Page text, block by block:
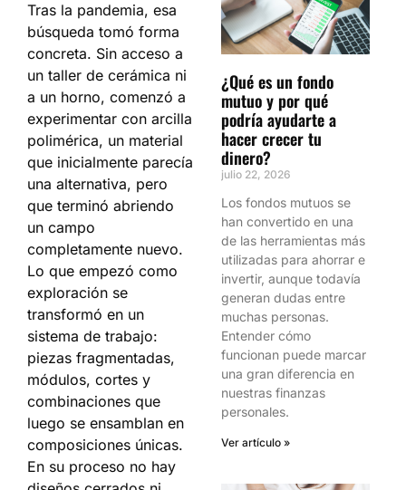
Tras la pandemia, esa
búsqueda tomó forma
concreta. Sin acceso a
un taller de cerámica ni
a un horno, comenzó a
experimentar con arcilla
polimérica, un material
que inicialmente parecía
una alternativa, pero
que terminó abriendo
un campo
completamente nuevo.
Lo que empezó como
exploración se
transformó en un
sistema de trabajo:
piezas fragmentadas,
módulos, cortes y
combinaciones que
luego se ensamblan en
composiciones únicas.
En su proceso no hay
¿Qué es un fondo
mutuo y por qué
podría ayudarte a
hacer crecer tu
dinero?
julio 22, 2026
Los fondos mutuos se
han convertido en una
de las herramientas más
utilizadas para ahorrar e
invertir, aunque todavía
generan dudas entre
muchas personas.
Entender cómo
funcionan puede marcar
una gran diferencia en
nuestras finanzas
personales.
Ver artículo »